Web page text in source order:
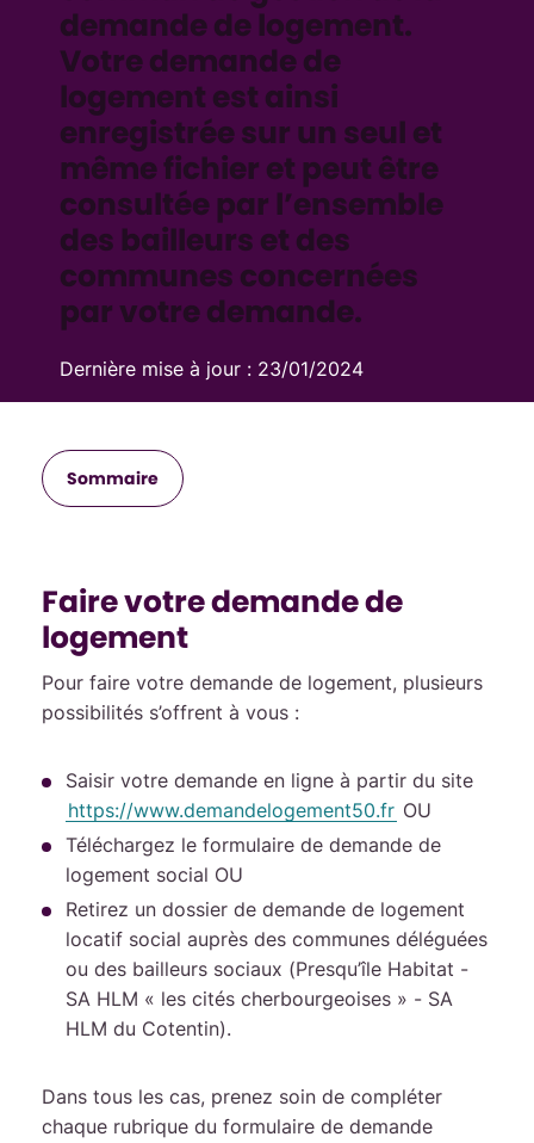
demande de logement.
Votre demande de
logement est ainsi
enregistrée sur un seul et
même fichier et peut être
consultée par l’ensemble
des bailleurs et des
communes concernées
par votre demande.
Dernière mise à jour : 23/01/2024
Sommaire
Faire votre demande de
logement
Pour faire votre demande de logement, plusieurs
possibilités s’offrent à vous :
Saisir votre demande en ligne à partir du site
https://www.demandelogement50.fr OU
Téléchargez le formulaire de demande de
logement social OU
Retirez un dossier de demande de logement
locatif social auprès des communes déléguées
ou des bailleurs sociaux (Presqu’île Habitat -
SA HLM « les cités cherbourgeoises » - SA
HLM du Cotentin).
Dans tous les cas, prenez soin de compléter
chaque rubrique du formulaire de demande